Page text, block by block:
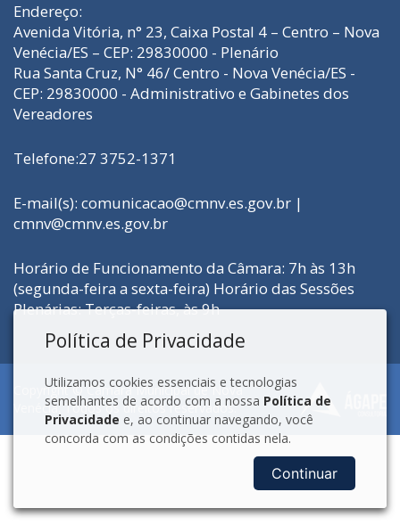
Endereço:
Avenida Vitória, n° 23, Caixa Postal 4 – Centro – Nova
Venécia/ES – CEP: 29830000 - Plenário
Rua Santa Cruz, N° 46/ Centro - Nova Venécia/ES -
CEP: 29830000 - Administrativo e Gabinetes dos
Vereadores
Telefone:27 3752-1371
E-mail(s): comunicacao@cmnv.es.gov.br |
cmnv@cmnv.es.gov.br
Horário de Funcionamento da Câmara: 7h às 13h
(segunda-feira a sexta-feira) Horário das Sessões
Plenárias: Terças-feiras, às 9h
Copyright © Câmara Municipal de Nova
Venécia. Todos os direitos reservados.
Política de Privacidade
Utilizamos cookies essenciais e tecnologias
semelhantes de acordo com a nossa Política de
Privacidade e, ao continuar navegando, você
concorda com as condições contidas nela.
Continuar